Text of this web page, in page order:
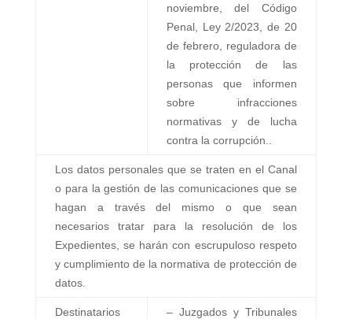
noviembre, del Código
Penal, Ley 2/2023, de 20
de febrero, reguladora de
la protección de las
personas que informen
sobre infracciones
normativas y de lucha
contra la corrupción..
Los datos personales que se traten en el Canal
o para la gestión de las comunicaciones que se
hagan a través del mismo o que sean
necesarios tratar para la resolución de los
Expedientes, se harán con escrupuloso respeto
y cumplimiento de la normativa de protección de
datos.
Destinatarios
– Juzgados y Tribunales